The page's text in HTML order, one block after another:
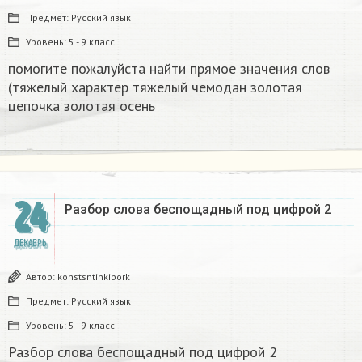
Предмет: Русский язык
Уровень: 5 - 9 класс
помогите пожалуйста найти прямое значения слов
(тяжелый характер тяжелый чемодан золотая
цепочка золотая осень
24
ДЕКАБРЬ
Разбор слова беспощадный под цифрой 2
Автор: konstsntinkibork
Предмет: Русский язык
Уровень: 5 - 9 класс
Разбор слова беспощадный под цифрой 2